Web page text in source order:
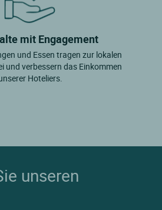
mit Engagement
und Essen tragen zur lokalen
und verbessern das Einkommen
Hoteliers.
unseren